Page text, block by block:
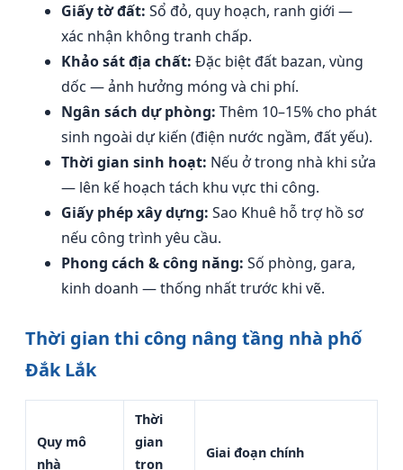
Giấy tờ đất: Sổ đỏ, quy hoạch, ranh giới —
xác nhận không tranh chấp.
Khảo sát địa chất: Đặc biệt đất bazan, vùng
dốc — ảnh hưởng móng và chi phí.
Ngân sách dự phòng: Thêm 10–15% cho phát
sinh ngoài dự kiến (điện nước ngầm, đất yếu).
Thời gian sinh hoạt: Nếu ở trong nhà khi sửa
— lên kế hoạch tách khu vực thi công.
Giấy phép xây dựng: Sao Khuê hỗ trợ hồ sơ
nếu công trình yêu cầu.
Phong cách & công năng: Số phòng, gara,
kinh doanh — thống nhất trước khi vẽ.
Thời gian thi công nâng tầng nhà phố
Đắk Lắk
Quy mô
nhà
Thời
gian
trọn
Giai đoạn chính